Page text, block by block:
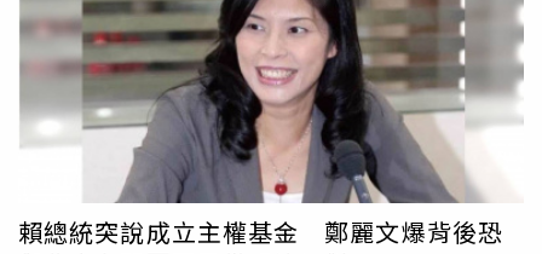
罪，以及《刑法》中的公益侵占罪與背信罪等，認定其犯罪
嫌疑重大。因此，柯文哲近日公開質疑檢方調查進度，並批
評檢察官「把中華民國的司法社會信任度全部摧毀掉」，檢
方認為此言與事實不符，有混淆視聽、誤導社會之虞，應予
嚴正駁斥。針對北檢將提出抗告，資深媒體人謝寒冰8日在
政論節目《中天辣晚報》中分析，形式上北檢必會抗告，但
高院是否駁回或發回更裁才是關鍵。他認為，駁回機率較
高，若法院選擇發回，則代表「高層意見可能出現變化」。
賴總統突說成立主權基金 鄭麗文爆背後恐